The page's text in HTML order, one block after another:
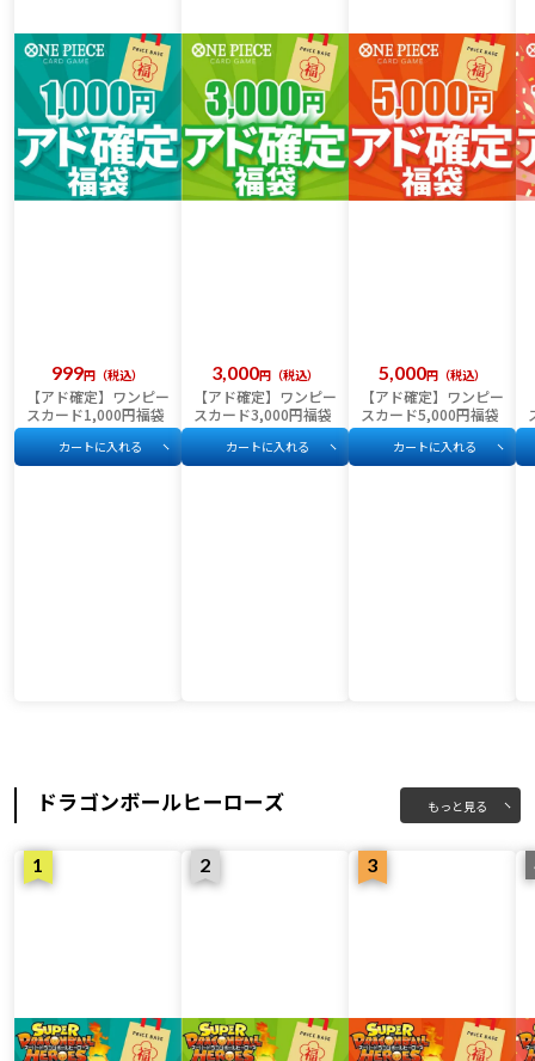
【アド確定】ワンピー
スカード1,000円福袋
999 税込
カートに入れる
【アド確定】ワンピー
スカード3,000円福袋
3,000 税込
カートに入れる
【アド確定】ワンピー
スカード5,000円福袋
5,000 税込
カートに入れる
ドラゴンボールヒーローズ もっと見る